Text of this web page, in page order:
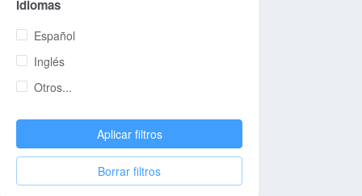
Idiomas
Español
Inglés
Otros...
Aplicar filtros
Borrar filtros